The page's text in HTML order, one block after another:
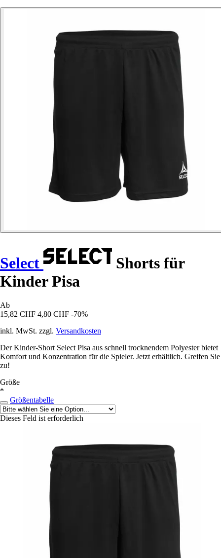
Select
Shorts für
Kinder Pisa
Ab
15,82 CHF 4,80 CHF -70%
inkl. MwSt. zzgl. Versandkosten
Der Kinder-Short Select Pisa aus schnell trocknendem Polyester bietet
Komfort und Konzentration für die Spieler. Jetzt erhältlich. Greifen Sie
zu!
Größe
*
Größentabelle
Dieses Feld ist erforderlich